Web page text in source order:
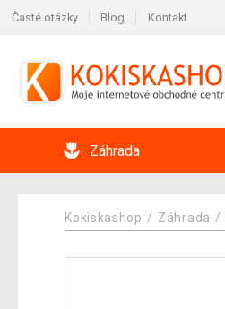
Časté otázky Blog Kontakt
Záhrada
Kokiskashop Záhrada